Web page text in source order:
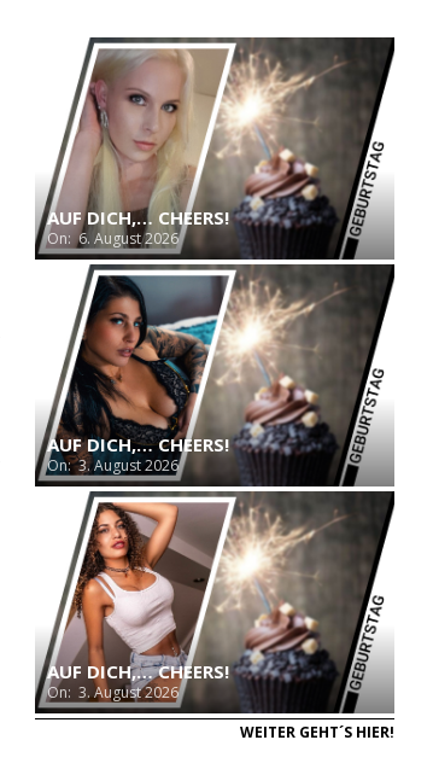
AUF DICH,… CHEERS!
On: 6. August 2026
AUF DICH,… CHEERS!
On: 3. August 2026
AUF DICH,… CHEERS!
On: 3. August 2026
WEITER GEHT´S HIER!